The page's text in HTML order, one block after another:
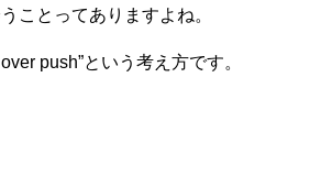
ことってありますよね。
push”という考え方です。